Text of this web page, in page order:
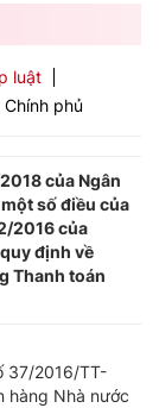
luật
phủ
của Ngân
số điều của
2016 của
định về
Thanh toán
37/2016/TT-
hàng Nhà nước